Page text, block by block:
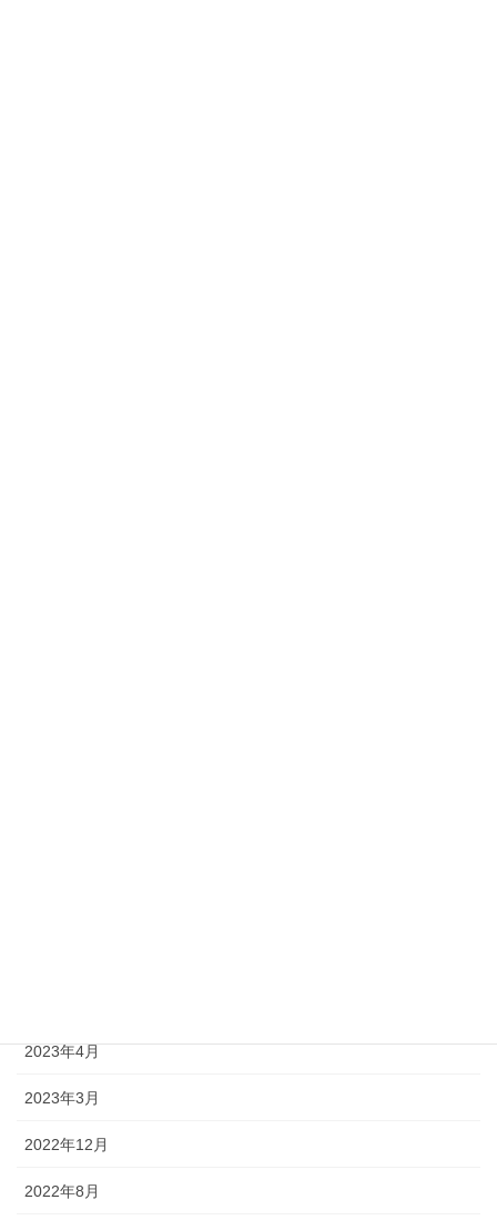
2023年4月
2023年3月
2022年12月
2022年8月